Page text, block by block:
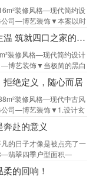
装修风格—现代简约设
司—博艺装饰▼本案以时
家逸园140m²|黑白构序原木生温 筑就四口之家的成长诗篇
装修风格—现代简约设计
博艺装饰▼当极简的黑白
拒绝定义，随心而居
装修风格—现代中古风
司—博艺装饰▼1.设计玄
赴的意义
的日子才像是被点亮了一
—翡翠四季户型面积—
锫装的回响！